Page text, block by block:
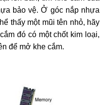
bảo vệ. Ở góc nắp nhựa
thấy một mũi tên nhỏ, hãy
đó có một chốt kim loại,
để mở khe cắm.